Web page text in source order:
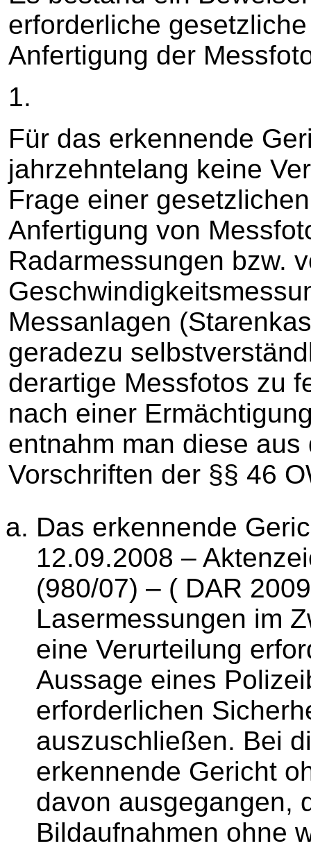
erforderliche
Anfertigung der
1.
Für das erkennende
jahrzehntelang keine
Frage einer
Anfertigung von
Radarmessungen bzw.
Messanlagen
geradezu
derartige Messfotos zu
nach einer
entnahm man diese
Vorschriften der §§ 46
Das erkennende
12.09.2008 –
(980/07) – ( DAR
Lasermessungen im
eine Verurteilung
Aussage eines
erforderlichen
auszuschließen. Bei
erkennende Gericht
davon ausgegangen,
Bildaufnahmen ohne